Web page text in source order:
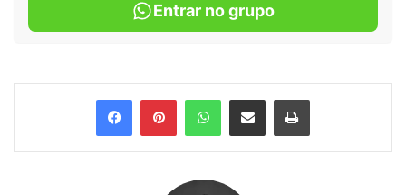
Entrar no grupo
FacebookPinterestWhatsApp
Compartilhar via e-mail Imprimir